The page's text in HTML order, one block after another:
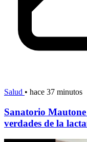
Salud • hace 37 minutos
Sanatorio
verdades de la